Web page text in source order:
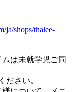
ja/shops/thalee-
は未就学児ご同
ださい。